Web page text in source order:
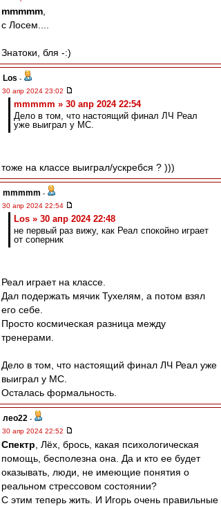
mmmmm
с Лосем....
Знатоки, бля -:)
Los -
30 апр 2024 23:02
mmmmm » 30 апр 2024 22:54
Дело в том, что настоящий финал ЛЧ Реал
уже выиграл у МС.
тоже на классе выиграл/ускребся ? )))
mmmmm -
30 апр 2024 22:54
Los » 30 апр 2024 22:48
не первый раз вижу, как Реал спокойно играет
от соперник
Реал играет на классе.
Дал подержать мячик Тухелям, а потом взял
его себе.
Просто космическая разница между
тренерами.
Дело в том, что настоящий финал ЛЧ Реал уже
выиграл у МС.
Осталась формальность.
лео22 -
30 апр 2024 22:52
Спектр , Лёх, брось, какая психологическая
помощь, бесполезна она. Да и кто ее будет
оказывать, люди, не имеющие понятия о
реальном стрессовом состоянии?
С этим теперь жить. И Игорь очень правильные